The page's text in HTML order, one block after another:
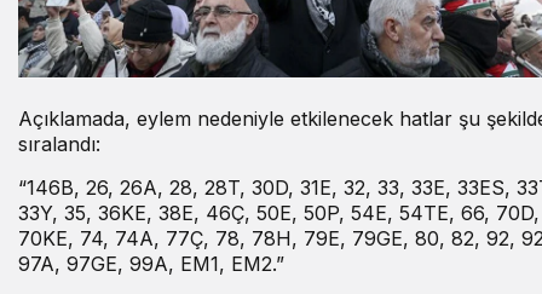
Açıklamada, eylem nedeniyle etkilenecek hatlar şu
sıralandı:
“146B, 26, 26A, 28, 28T, 30D, 31E, 32, 33, 33E, 33ES,
33Y, 35, 36KE, 38E, 46Ç, 50E, 50P, 54E, 54TE, 66,
70KE, 74, 74A, 77Ç, 78, 78H, 79E, 79GE, 80, 82, 92,
97A, 97GE, 99A, EM1, EM2.”